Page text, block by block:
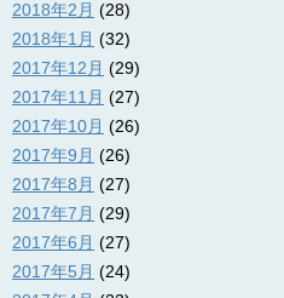
2018年2月 (28)
2018年1月 (32)
2017年12月 (29)
2017年11月 (27)
2017年10月 (26)
2017年9月 (26)
2017年8月 (27)
2017年7月 (29)
2017年6月 (27)
2017年5月 (24)